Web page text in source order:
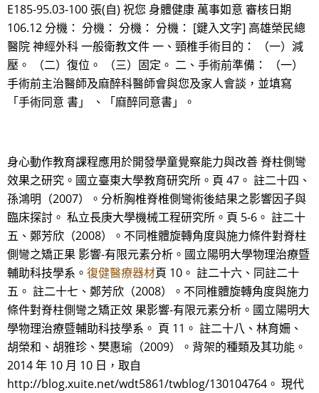
E185-95.03-100 張(自) 祝您 身體健康 萬事如意 審核日期
106.12 分機： 分機： 分機： 分機： [鍵入文字] 高雄榮民總
醫院 神經外科 一般衛教文件 一、頸椎手術目的： （一）減
壓。 （二）復位。 （三）固定。 二、手術前準備： （一）
手術前主治醫師及麻醉科醫師會與您及家人會談，並填寫
「手術同意 書」 、「麻醉同意書」。
身心動作教育課程應用於開發學童覺察能力與改善 脊柱側彎
效果之研究。國立臺東大學教育研究所。頁 47。 註二十四、
孫鴻明（2007）。分析胸椎脊椎側彎術後結果之影響因子與
臨床探討。 私立長庚大學機械工程研究所。頁 5-6。 註二十
五、鄭芳欣（2008）。不同椎體旋轉角度與施力條件對脊柱
側彎之矯正果 影響-有限元素分析。國立陽明大學物理治療暨
輔助科技學系。 復健醫療器材頁 10。 註二十六、同註二十
五。 註二十七、鄭芳欣（2008）。不同椎體旋轉角度與施力
條件對脊柱側彎之矯正效 果影響-有限元素分析。國立陽明大
學物理治療暨輔助科技學系。 頁 11。 註二十八、林育姍、
胡榮和、胡雅珍、樊惠瑜（2009）。背架的種類及其功能。
2014 年 10 月 10 日，取自
http://blog.xuite.net/wdt5861/twblog/130104764。 現代